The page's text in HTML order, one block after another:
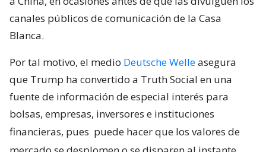
canales públicos de comunicación de la Casa
Blanca.
Por tal motivo, el medio Deutsche Welleasegura
que Trump ha convertido a Truth Social en una
fuente de información de especial interés para
bolsas, empresas, inversores e instituciones
financieras, pues puede hacer que los valores de